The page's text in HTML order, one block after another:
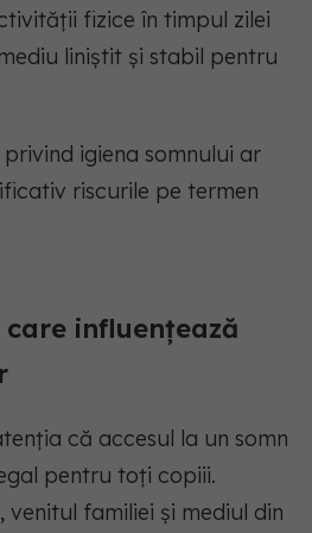
fizice în timpul zilei
liniștit și stabil pentru
igiena somnului ar
riscurile pe termen
influențează
că accesul la un somn
pentru toți copiii.
venitul familiei și mediul din